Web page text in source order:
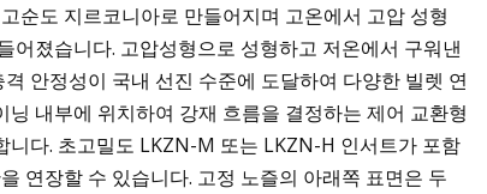
순도 지르코니아로 만들어지며 고온에서 고압 성형
졌습니다. 고압성형으로 성형하고 저온에서 구워낸
안정성이 국내 선진 수준에 도달하여 다양한 빌렛 연
내부에 위치하여 강재 흐름을 결정하는 제어 교환형
니다. 초고밀도 LKZN-M 또는 LKZN-H 인서트가 포함
연장할 수 있습니다. 고정 노즐의 아래쪽 표면은 두